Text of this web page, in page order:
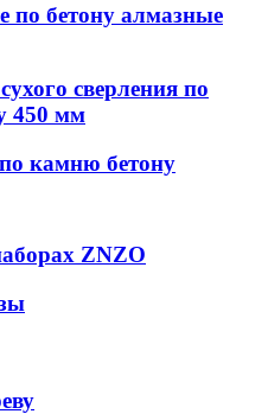
по бетону алмазные
сверления по
450 мм
камню бетону
ZNZO